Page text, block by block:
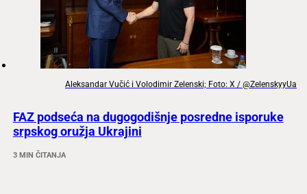
Aleksandar Vučić i Volodimir Zelenski; Foto: X / @ZelenskyyUa
FAZ podseća na dugogodišnje posredne isporuke
srpskog oružja Ukrajini
3 MIN ČITANJA